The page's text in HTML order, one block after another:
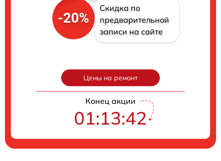
-20%
Скидка по
предварительной
записи на сайте
Цены на ремонт
Конец акции
01:13:41